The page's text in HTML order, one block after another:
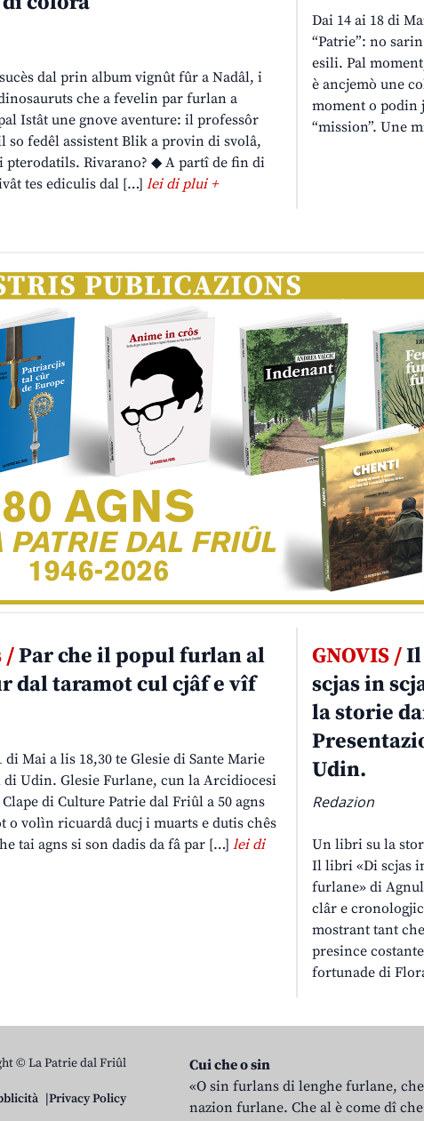
dal prin album vignût fûr a Nadâl, i
che a fevelin par furlan a
Istât une gnove aventure: il professôr
so fedêl assistent Blik a provin di svolâ,
pterodatils. Rivarano? ◆ A partî de fin di
tes ediculis dal […] lei di plui +
Dai 14 ai 18 di
“Patrie”: no
esili. Pal
è ancjemò une
moment o podin
“mission”. Une
/Par che il popul furlan al
dal taramot cul cjâf e vîf
di Mai a lis 18,30 te Glesie di Sante Marie
di Udin. Glesie Furlane, cun la Arcidiocesi
di Culture Patrie dal Friûl a 50 agns
o volìn ricuardâ ducj i muarts e dutis chês
tai agns si son dadis da fâ par […] lei di
GNOVIS /Il
scjas in
la storie
Udin.
Redazion
Un libri su la
Il libri «Di scjas
furlane» di
clâr e
mostrant tant
presince
fortunade di
© La Patrie dal Friûl
Privacy Policy
Cui che o sin
«O sin furlans di lenghe furlane,
nazion furlane. Che al è come dî